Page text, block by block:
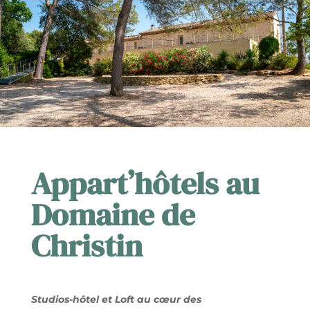
Appart’hôtels au
Domaine de
Christin
Studios-hôtel et Loft au cœur des